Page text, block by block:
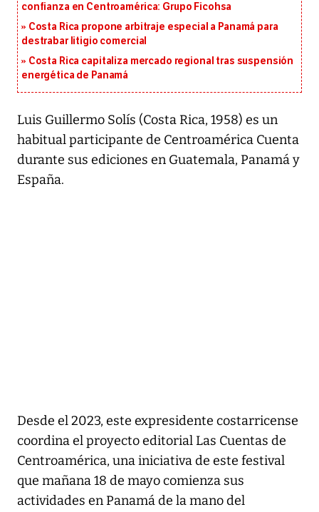
confianza en Centroamérica: Grupo Ficohsa
Costa Rica propone arbitraje especial a Panamá para
destrabar litigio comercial
Costa Rica capitaliza mercado regional tras suspensión
energética de Panamá
Luis Guillermo Solís (Costa Rica, 1958) es un
habitual participante de Centroamérica Cuenta
durante sus ediciones en Guatemala, Panamá y
España.
Desde el 2023, este expresidente costarricense
coordina el proyecto editorial Las Cuentas de
Centroamérica, una iniciativa de este festival
que mañana 18 de mayo comienza sus
actividades en Panamá de la mano del